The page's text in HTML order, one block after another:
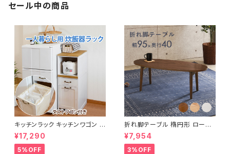
セール中の商品
キッチンラック キッチンワゴン キ
ャスター付き 収納ラック 一人暮
らし スリムキッチンラック 幅30
cm 完成品
¥17,290
5%OFF
折れ脚テーブル 楕円形 ローテ
ーブル センターテーブル リビン
グテーブル 天然木 幅95 3色展
開
¥7,954
3%OFF